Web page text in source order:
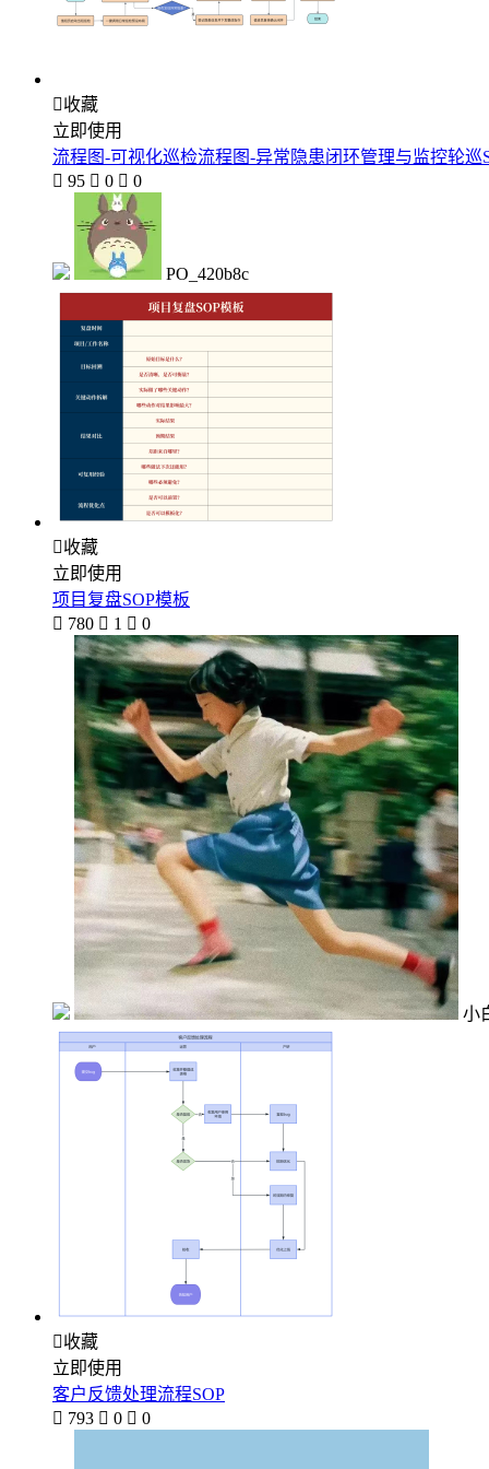
收藏
立即使用
流程图-可视化巡检流程图-异常隐患闭环管理与监控轮巡
 95  0  0
PO_420b8c
收藏
立即使用
项目复盘SOP模板
 780  1  0
小
收藏
立即使用
客户反馈处理流程SOP
 793  0  0